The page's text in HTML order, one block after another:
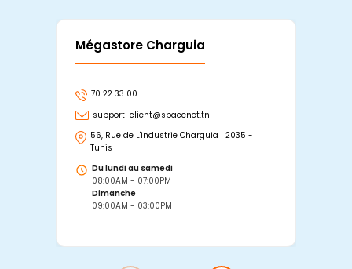
Mégastore Charguia
70 22 33 00
support-client@spacenet.tn
56, Rue de L'industrie Charguia I 2035 -
Tunis
Du lundi au samedi
08:00AM - 07:00PM
Dimanche
09:00AM - 03:00PM